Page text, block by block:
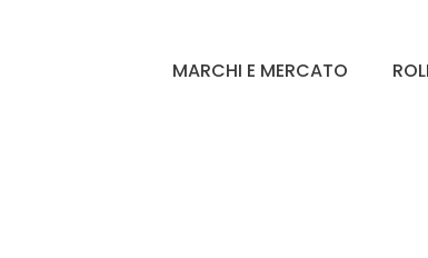
MARCHI E MERCATO